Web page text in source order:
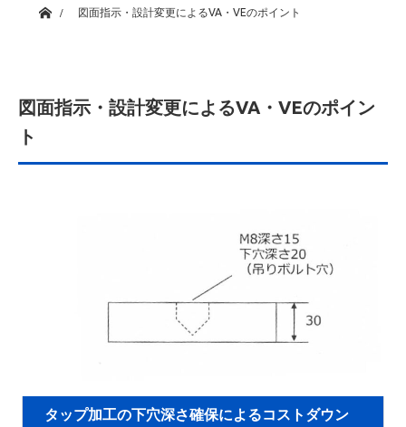
ホーム図面指示・設計変更によるVA・VEのポイント
図面指示・設計変更によるVA・VEのポイン
ト
タップ加工の下穴深さ確保によるコストダウン